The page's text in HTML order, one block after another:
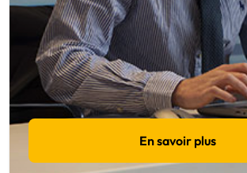
En savoir plus